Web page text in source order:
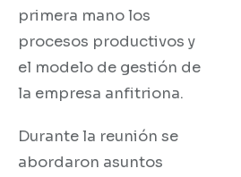
primera mano los
procesos productivos y
el modelo de gestión de
la empresa anfitriona.
Durante la reunión se
abordaron asuntos